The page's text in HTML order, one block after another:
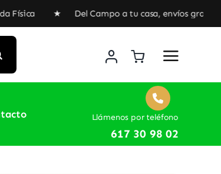
Campo a tu casa, envíos gratuitos a
Llámenos por teléfono
617 30 98 02